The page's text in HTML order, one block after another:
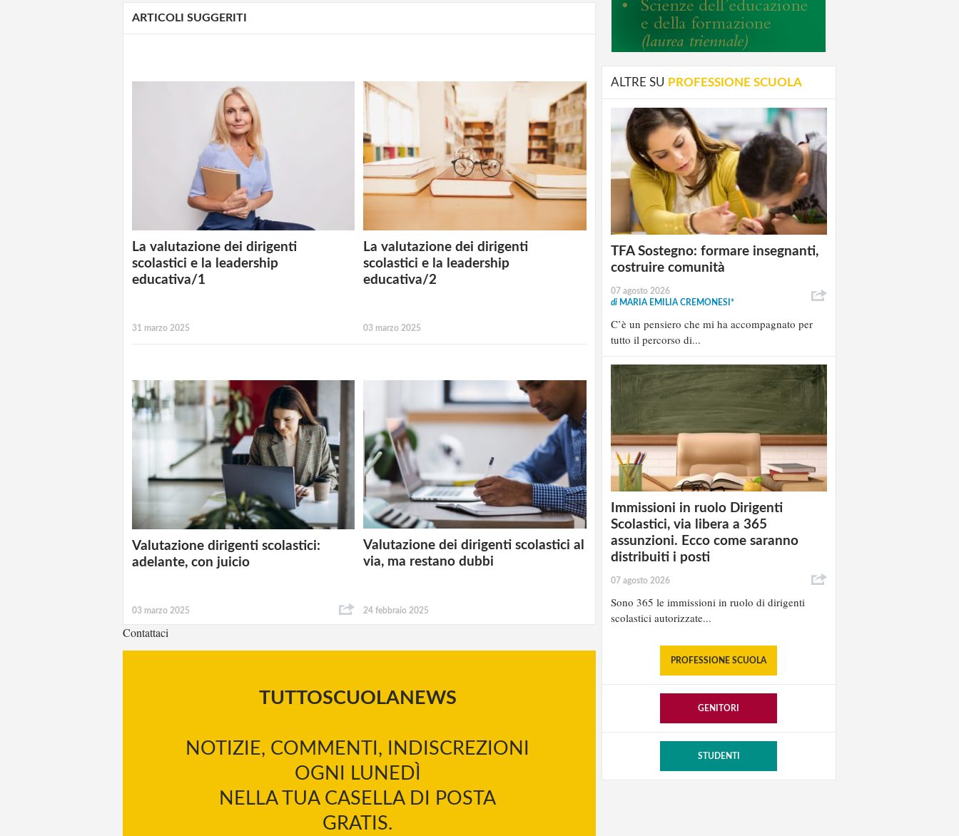
ARTICOLI SUGGERITI
La valutazione dei dirigenti
scolastici e la leadership
educativa/1
31 marzo 2025
La valutazione dei dirigenti
scolastici e la leadership
educativa/2
03 marzo 2025
Valutazione dirigenti scolastici:
adelante, con juicio
03 marzo 2025
Valutazione dei dirigenti scolastici al
via, ma restano dubbi
24 febbraio 2025
Contattaci
TUTTOSCUOLANEWS
NOTIZIE, COMMENTI, INDISCREZIONI
OGNI LUNEDÌ
NELLA TUA CASELLA DI POSTA
GRATIS.
ALTRE SU PROFESSIONE SCUOLA
TFA Sostegno: formare insegnanti,
costruire comunità
07 agosto 2026
di MARIA EMILIA CREMONESI*
C’è un pensiero che mi ha accompagnato per
tutto il percorso di...
Immissioni in ruolo Dirigenti
Scolastici, via libera a 365
assunzioni. Ecco come saranno
distribuiti i posti
07 agosto 2026
Sono 365 le immissioni in ruolo di dirigenti
scolastici autorizzate...
PROFESSIONE SCUOLA
GENITORI
STUDENTI